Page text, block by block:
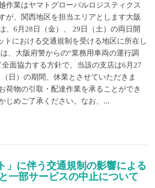
作業はヤマトグローバルロジスティクス
が、関西地区を担当エリアとします大阪
、6月28日（金）、 29日（土）の両日開
トにおける交通規制を受ける地区に所在し
、大阪府警からの“業務用車両の運行調
面協力する方針で、当該の支店は6月27
日）の期間、休業とさせていただきま
荷物の引取・配達作業を承ることができ
じめご了承ください。なお、...
」に伴う交通規制の影響による
一部サービスの中止について